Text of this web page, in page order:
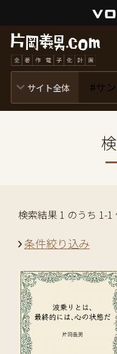
検索結果 1 のうち 1-1
条件絞り込み